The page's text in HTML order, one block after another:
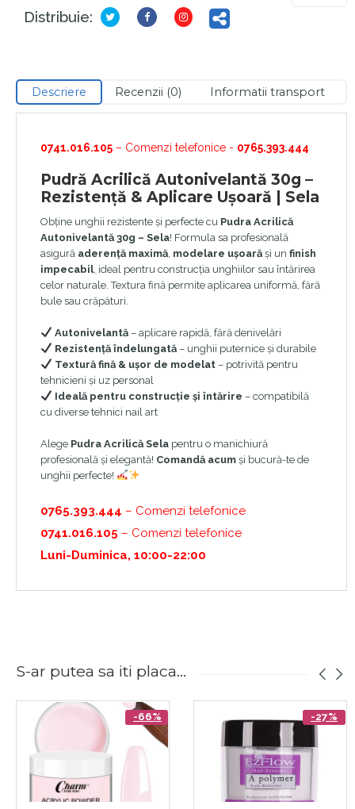
Distribuie:
Descriere Recenzii (0) Informatii transport
0741.016.105 – Comenzi telefonice - 0765.393.444
Pudră Acrilică Autonivelantă 30g –
Rezistență & Aplicare Ușoară | Sela
Obține unghii rezistente și perfecte cu Pudra Acrilică
Autonivelantă 30g – Sela! Formula sa profesională
asigură aderență maximă modelare ușoară și un finish
impecabil, ideal pentru construcția unghiilor sau întărirea
celor naturale. Textura fină permite aplicarea uniformă, fără
bule sau crăpături.
Autonivelantă– aplicare rapidă, fără denivelări
Rezistență îndelungată– unghii puternice și durabile
Textură fină & ușor de modelat– potrivită pentru
tehnicieni și uz personal
Ideală pentru construcție și întărire – compatibilă
cu diverse tehnici nail art
Alege Pudra Acrilică Sela pentru o manichiură
profesională și elegantă! Comandă acum și bucură-te de
unghii perfecte!
0765.393.444 – Comenzi telefonice
0741.016.105 – Comenzi telefonice
Luni-Duminica, 10:00-22:00
S-ar putea sa iti placa...
-66% -27%